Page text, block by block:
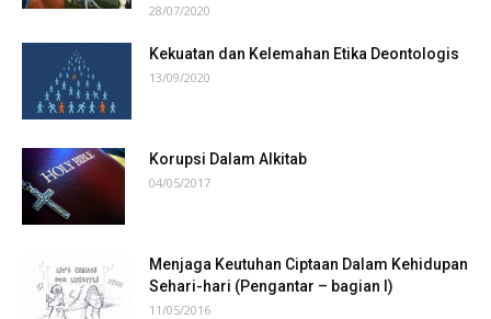
28/07/2020
Kekuatan dan Kelemahan Etika Deontologis
13/09/2020
Korupsi Dalam Alkitab
04/05/2017
Menjaga Keutuhan Ciptaan Dalam Kehidupan
Sehari-hari (Pengantar – bagian I)
11/05/2016